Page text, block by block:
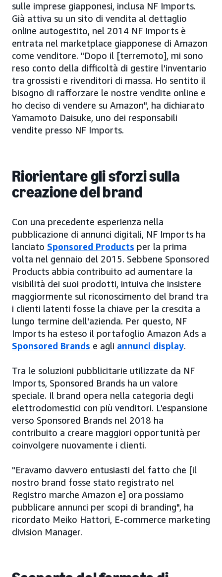
sulle imprese giapponesi, inclusa NF Imports.
Già attiva su un sito di vendita al dettaglio
online autogestito, nel 2014 NF Imports è
entrata nel marketplace giapponese di Amazon
come venditore. "Dopo il [terremoto], mi sono
reso conto della difficoltà di gestire l'inventario
tra grossisti e rivenditori di massa. Ho sentito il
bisogno di rafforzare le nostre vendite online e
ho deciso di vendere su Amazon", ha dichiarato
Yamamoto Daisuke, uno dei responsabili
vendite presso NF Imports.
Riorientare gli sforzi sulla
creazione del brand
Con una precedente esperienza nella
pubblicazione di annunci digitali, NF Imports ha
lanciato Sponsored Products per la prima
volta nel gennaio del 2015. Sebbene Sponsored
Products abbia contribuito ad aumentare la
visibilità dei suoi prodotti, intuiva che insistere
maggiormente sul riconoscimento del brand tra
i clienti latenti fosse la chiave per la crescita a
lungo termine dell'azienda. Per questo, NF
Imports ha esteso il portafoglio Amazon Ads a
Sponsored Brands e agli annunci display.
Tra le soluzioni pubblicitarie utilizzate da NF
Imports, Sponsored Brands ha un valore
speciale. Il brand opera nella categoria degli
elettrodomestici con più venditori. L'espansione
verso Sponsored Brands nel 2018 ha
contribuito a creare maggiori opportunità per
coinvolgere nuovamente i clienti.
"Eravamo davvero entusiasti del fatto che [il
nostro brand fosse stato registrato nel
Registro marche Amazon e] ora possiamo
pubblicare annunci per scopi di branding", ha
ricordato Meiko Hattori, E-commerce marketing
division Manager.